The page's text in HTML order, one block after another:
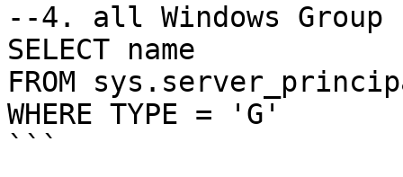
--4. all Windows Group
SELECT name
FROM
WHERE TYPE = 'G'
```